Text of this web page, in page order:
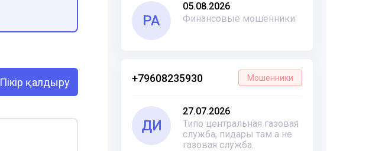
РА
05.08.2026
Финансовые мошенники
+79608235930 Мошенники
ДИ
27.07.2026
Типо центральная газовая
служба, пидары там а не
газовая служба.
Пікір қалдыру